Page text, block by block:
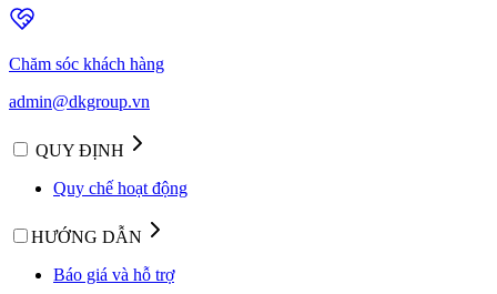
Chăm sóc khách hàng
admin@dkgroup.vn
QUY ĐỊNH
Quy chế hoạt động
HƯỚNG DẪN
Báo giá và hỗ trợ